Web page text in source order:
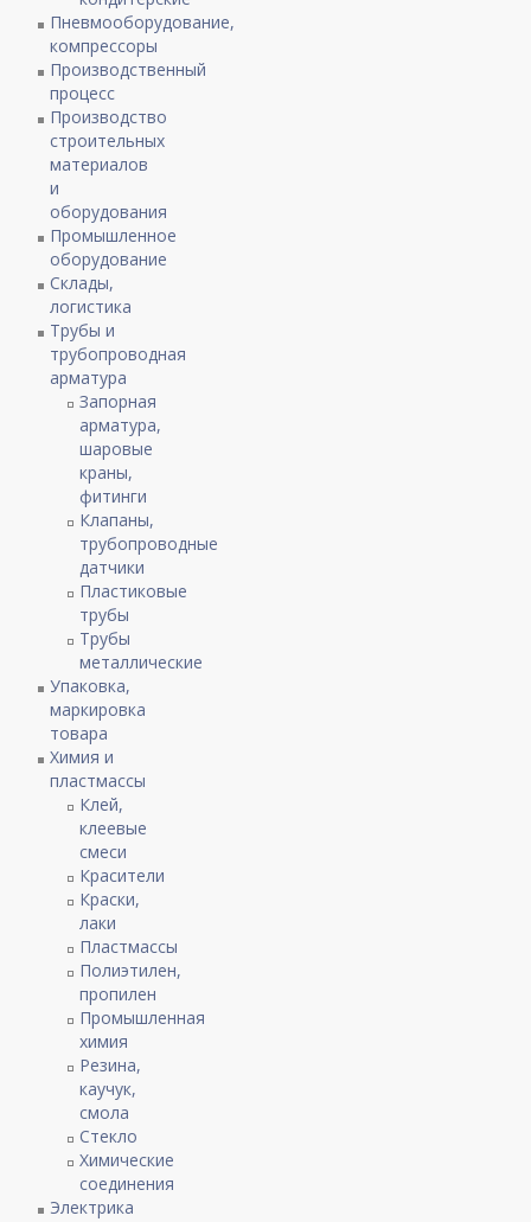
Пневмооборудование,
компрессоры
Производственный
процесс
Производство
строительных
материалов
и
оборудования
Промышленное
оборудование
Склады,
логистика
Трубы и
трубопроводная
арматура
Запорная
арматура,
шаровые
краны,
фитинги
Клапаны,
трубопроводные
датчики
Пластиковые
трубы
Трубы
металлические
Упаковка,
маркировка
товара
Химия и
пластмассы
Клей,
клеевые
смеси
Красители
Краски,
лаки
Пластмассы
Полиэтилен,
пропилен
Промышленная
химия
Резина,
каучук,
смола
Стекло
Химические
соединения
Электрика